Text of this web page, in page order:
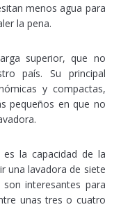
menos agua para
la pena.
superior, que no
país. Su principal
y compactas,
pequeños en que no
la capacidad de la
una lavadora de siete
interesantes para
unas tres o cuatro